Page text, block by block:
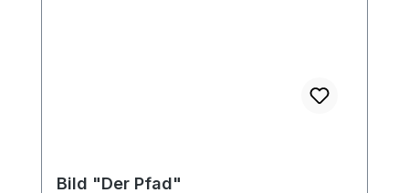
Bild "Der Pfad"